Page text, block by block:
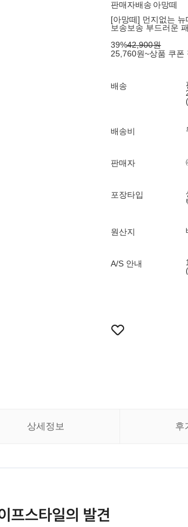
판매자배송 아망떼
[아망떼] 먼지없는
보송보송 부드러운
39%42,900원
25,760원~상품 쿠폰
배송
배송비
판매자
포장타입
원산지
A/S 안내
상세정보 후